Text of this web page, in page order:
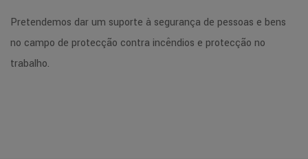
Pretendemos dar um suporte à segurança de pessoas e bens
no campo de protecção contra incêndios e protecção no
trabalho.